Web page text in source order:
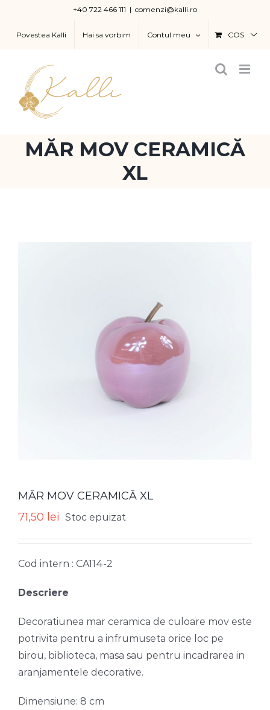
content
+40 722 466 111 | comenzi@kalli.ro
Povestea Kalli Hai sa vorbim Contul meu COS
MĂR MOV CERAMICĂ
XL
MĂR MOV CERAMICĂ XL
71,50 lei Stoc epuizat
Cod intern : CA114-2
Descriere
Decoratiunea mar ceramica de culoare mov este
potrivita pentru a infrumuseta orice loc pe
birou, biblioteca, masa sau pentru incadrarea in
aranjamentele decorative.
Dimensiune: 8 cm